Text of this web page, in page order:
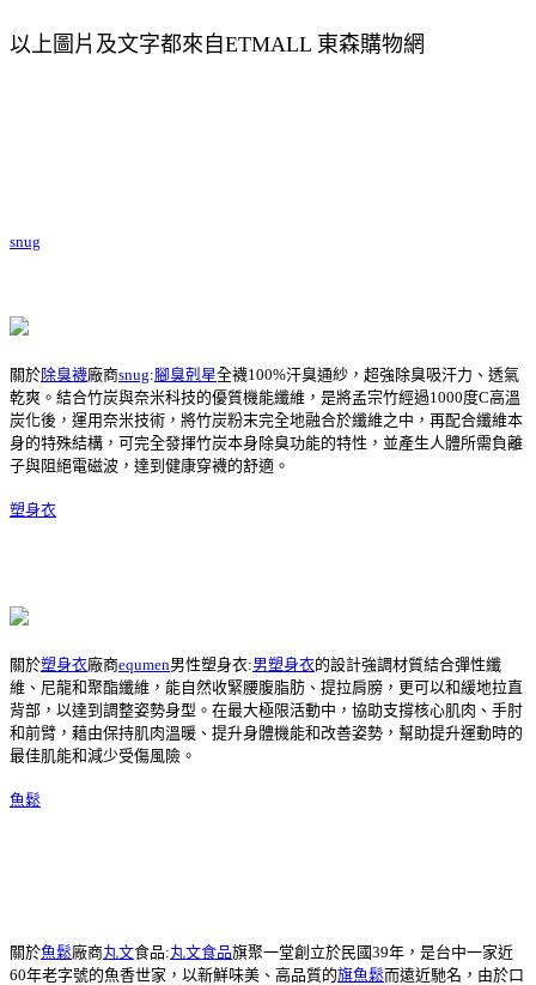
以上圖片及文字都來自ETMALL 東森購物網
snug
關於除臭襪廠商snug:腳臭剋星全襪100%汗臭通紗，超強除臭吸汗力、透氣
乾爽。結合竹炭與奈米科技的優質機能纖維，是將孟宗竹經過1000度C高溫
炭化後，運用奈米技術，將竹炭粉末完全地融合於纖維之中，再配合纖維本
身的特殊結構，可完全發揮竹炭本身除臭功能的特性，並產生人體所需負離
子與阻絕電磁波，達到健康穿襪的舒適。
塑身衣
關於塑身衣廠商equmen男性塑身衣:男塑身衣的設計強調材質結合彈性纖
維、尼龍和聚酯纖維，能自然收緊腰腹脂肪、提拉肩膀，更可以和緩地拉直
背部，以達到調整姿勢身型。在最大極限活動中，協助支撐核心肌肉、手肘
和前臂，藉由保持肌肉溫暖、提升身體機能和改善姿勢，幫助提升運動時的
最佳肌能和減少受傷風險。
魚鬆
關於魚鬆廠商丸文食品:丸文食品旗聚一堂創立於民國39年，是台中一家近
60年老字號的魚香世家，以新鮮味美、高品質的旗魚鬆而遠近馳名，由於口